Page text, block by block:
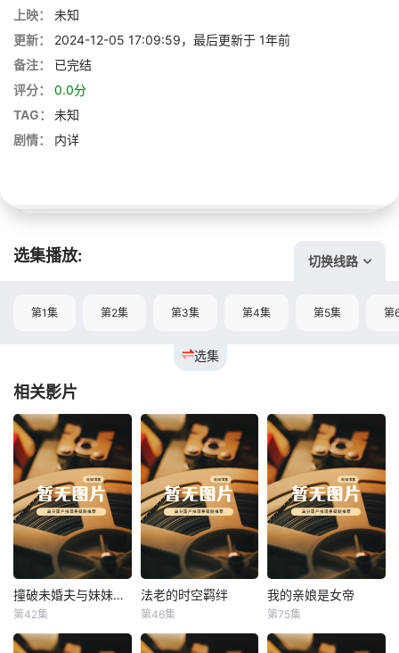
上映：
未知
更新：
2024-12-05 17:09:59，最后更新于 1年前
备注：
已完结
评分：
0.0分
TAG：
未知
剧情：
内详
选集播放: 切换线路
选集
第1集 第2集 第3集 第4集 第5集 第
相关影片
撞破未婚夫与妹妹打野战 撞破未婚夫与妹妹打野战
第42集
法老的时空羁绊
法老的时空羁绊
第46集
我的亲娘是女帝
我的亲娘是女帝
第75集